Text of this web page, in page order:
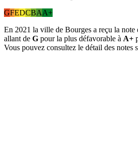
GFEDCBAA+
En 2021 la ville de Bourges a reçu la note
allant de G pour la plus défavorable à A+
Vous pouvez consultez le détail des notes